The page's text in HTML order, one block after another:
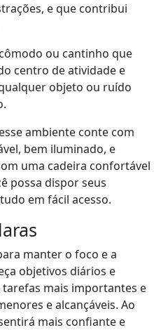
e que contribui
ou cantinho que
centro de atividade e
objeto ou ruído
ambiente conte com
bem iluminado, e
uma cadeira confortável
possa dispor seus
em fácil acesso.
manter o foco e a
objetivos diários e
mais importantes e
e alcançáveis. Ao
mais confiante e